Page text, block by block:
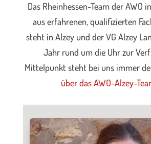
Das Rheinhessen-Team der AWO
aus erfahrenen, qualifizierten
steht in Alzey und der VG Alzey
Jahr rund um die Uhr zur
Mittelpunkt steht bei uns immer
über das AWO-Alzey-